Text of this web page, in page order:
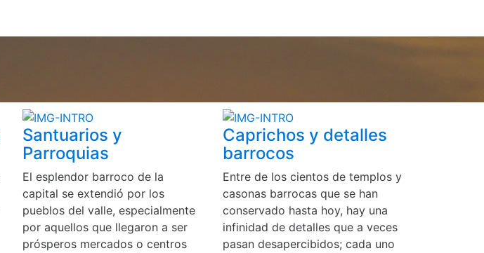
Santuarios y
Parroquias
El esplendor barroco de la
capital se extendió por los
pueblos del valle, especialmente
por aquellos que llegaron a ser
prósperos mercados o centros
Caprichos y detalles
barrocos
Entre de los cientos de templos y
casonas barrocas que se han
conservado hasta hoy, hay una
infinidad de detalles que a veces
pasan desapercibidos; cada uno